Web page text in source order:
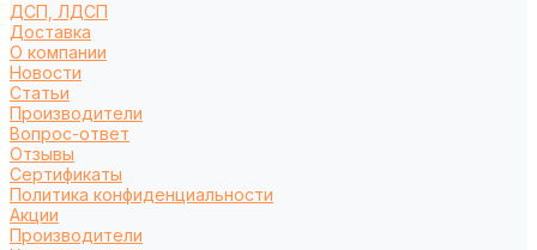
ДСП, ЛДСП
Доставка
О компании
Новости
Статьи
Производители
Вопрос-ответ
Отзывы
Сертификаты
Политика конфиденциальности
Акции
Производители